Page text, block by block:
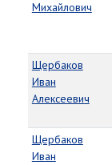
Михайлович
Щербаков
Иван
Алексеевич
Щербаков
Иван